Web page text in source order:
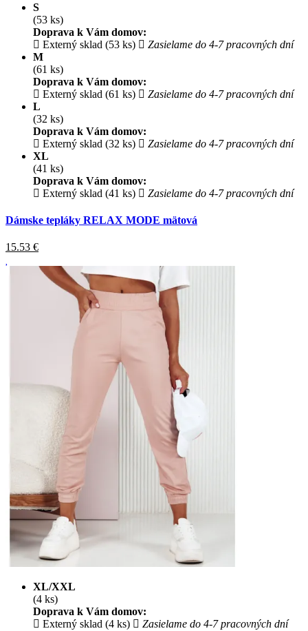
S
(53 ks)
Doprava k Vám domov:
Externý sklad (53 ks)
Zasielame do 4-7 pracovných dní
M
(61 ks)
Doprava k Vám domov:
Externý sklad (61 ks)
Zasielame do 4-7 pracovných dní
L
(32 ks)
Doprava k Vám domov:
Externý sklad (32 ks)
Zasielame do 4-7 pracovných dní
XL
(41 ks)
Doprava k Vám domov:
Externý sklad (41 ks)
Zasielame do 4-7 pracovných dní
Dámske tepláky RELAX MODE mätová
15.53 €
XL/XXL
(4 ks)
Doprava k Vám domov:
Externý sklad (4 ks)
Zasielame do 4-7 pracovných dní